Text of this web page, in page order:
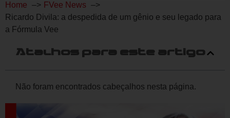
Home
FVee News
Ricardo Divila: a despedida de um gênio e seu legado para
a Fórmula Vee
Atalhos para este artigo
Não foram encontrados cabeçalhos nesta página.